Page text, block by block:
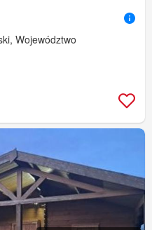
Województwo